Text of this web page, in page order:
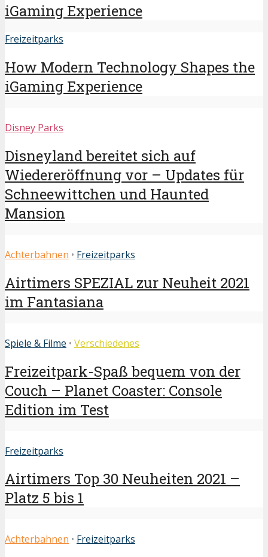
iGaming Experience
Freizeitparks
How Modern Technology Shapes the
iGaming Experience
Disney Parks
Disneyland bereitet sich auf
Wiedereröffnung vor – Updates für
Schneewittchen und Haunted
Mansion
Achterbahnen • Freizeitparks
Airtimers SPEZIAL zur Neuheit 2021
im Fantasiana
Spiele & Filme • Verschiedenes
Freizeitpark-Spaß bequem von der
Couch – Planet Coaster: Console
Edition im Test
Freizeitparks
Airtimers Top 30 Neuheiten 2021 –
Platz 5 bis 1
Achterbahnen • Freizeitparks